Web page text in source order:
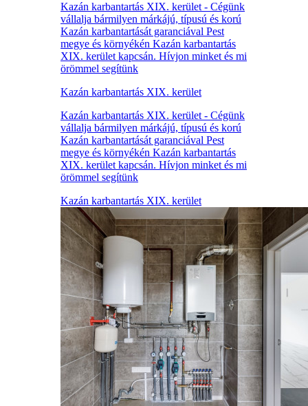
Kazán karbantartás XIX. kerület - Cégünk
vállalja bármilyen márkájú, típusú és korú
Kazán karbantartását garanciával Pest
megye és környékén Kazán karbantartás
XIX. kerület kapcsán. Hívjon minket és mi
örömmel segítünk
Kazán karbantartás XIX. kerület
Kazán karbantartás XIX. kerület - Cégünk
vállalja bármilyen márkájú, típusú és korú
Kazán karbantartását garanciával Pest
megye és környékén Kazán karbantartás
XIX. kerület kapcsán. Hívjon minket és mi
örömmel segítünk
Kazán karbantartás XIX. kerület